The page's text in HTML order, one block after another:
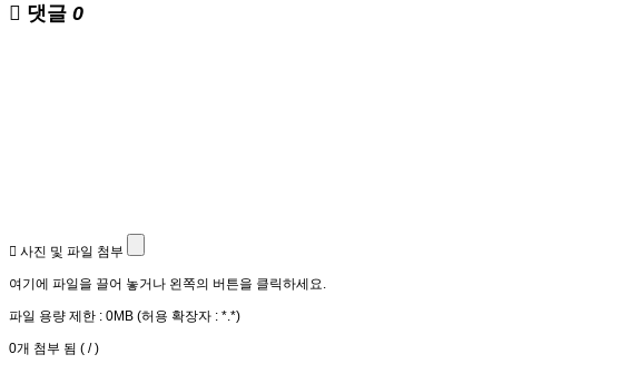
댓글 0
사진 및 파일 첨부
여기에 파일을 끌어 놓거나 왼쪽의 버튼을 클릭하세요.
파일 용량 제한 : 0MB (허용 확장자 : *.*)
0개 첨부 됨 ( /)